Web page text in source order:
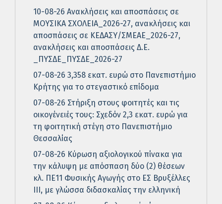
10-08-26 Ανακλήσεις και αποσπάσεις σε
ΜΟΥΣΙΚΑ ΣΧΟΛΕΙΑ_2026-27, ανακλήσεις και
αποσπάσεις σε ΚΕΔΑΣΥ/ΣΜΕΑΕ_2026-27,
ανακλήσεις και αποσπάσεις Δ.Ε.
_ΠΥΣΔΕ_ΠΥΣΔΕ_2026-27
07-08-26 3,358 εκατ. ευρώ στο Πανεπιστήμιο
Κρήτης για το στεγαστικό επίδομα
07-08-26 Στήριξη στους φοιτητές και τις
οικογένειές τους: Σχεδόν 2,3 εκατ. ευρώ για
τη φοιτητική στέγη στο Πανεπιστήμιο
Θεσσαλίας
07-08-26 Κύρωση αξιολογικού πίνακα για
την κάλυψη με απόσπαση δύο (2) θέσεων
κλ. ΠΕ11 Φυσικής Αγωγής στο ΕΣ Βρυξέλλες
ΙΙΙ, με γλώσσα διδασκαλίας την ελληνική